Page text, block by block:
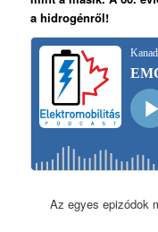
a hidrogénről!
Az egyes epizódok